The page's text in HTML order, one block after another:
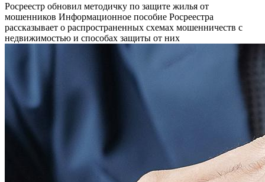
Росреестр обновил методичку по защите жилья от
мошенников Информационное пособие Росреестра
рассказывает о распространенных схемах мошенничеств с
недвижимостью и способах защиты от них